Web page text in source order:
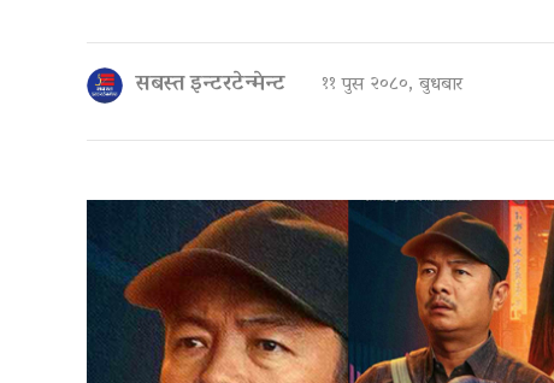
सबस्त इन्टरटेन्मेन्ट ११ पुस २०८०, बुधबार